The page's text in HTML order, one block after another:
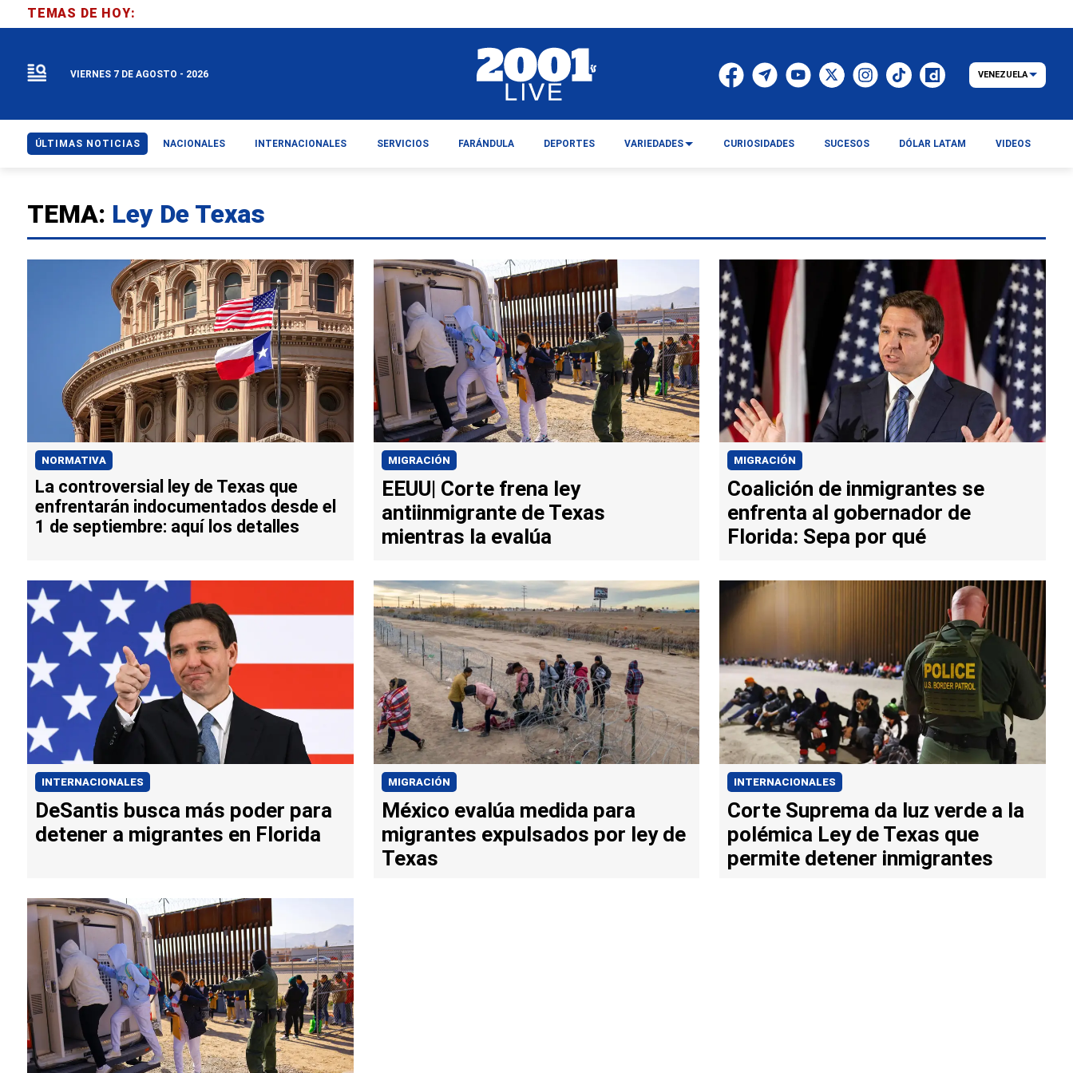
TEMA: Ley De Texas
NORMATIVA
La controversial ley de Texas que
enfrentarán indocumentados desde el
1 de septiembre: aquí los detalles
MIGRACIÓN
EEUU| Corte frena ley
antiinmigrante de Texas
mientras la evalúa
MIGRACIÓN
Coalición de inmigrantes se
enfrenta al gobernador de
Florida: Sepa por qué
INTERNACIONALES
DeSantis busca más poder para
detener a migrantes en Florida
MIGRACIÓN
México evalúa medida para
migrantes expulsados por ley de
Texas
INTERNACIONALES
Corte Suprema da luz verde a la
polémica Ley de Texas que
permite detener inmigrantes
TEMAS DE HOY:
VIERNES 7 DE AGOSTO - 2026 VENEZUELA
ÚLTIMAS NOTICIAS NACIONALES INTERNACIONALES SERVICIOS FARÁNDULA DEPORTES VARIEDADES CURIOSIDADES SUCESOS DÓLAR LATAM VIDEOS